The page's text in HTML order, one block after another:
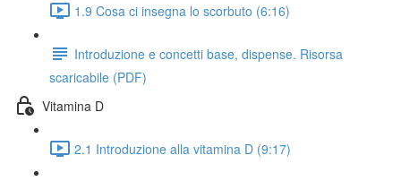
1.9 Cosa ci insegna lo scorbuto (6:16)
Introduzione e concetti base, dispense. Risorsa
scaricabile (PDF)
Vitamina D
2.1 Introduzione alla vitamina D (9:17)